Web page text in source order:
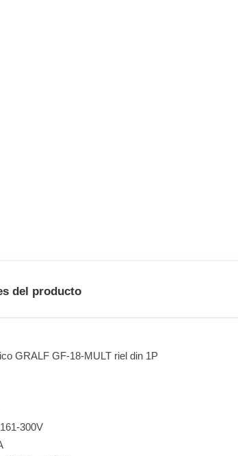
del producto
GRALF GF-18-MULT riel din 1P
300V